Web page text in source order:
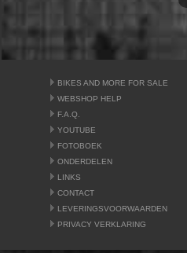
BIKES AND MORE FOR SALE
WEBSHOP HELP
F.A.Q.
YOUTUBE
FOTOBOEK
ONDERDELEN
LINKS
CONTACT
LEVERINGSVOORWAARDEN
PRIVACY VERKLARING